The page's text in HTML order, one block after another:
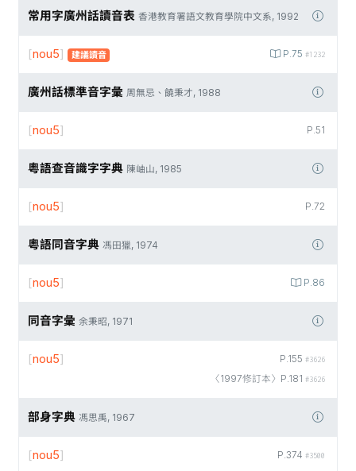
常用字廣州話讀音表 香港教育署語文教育學院中文系, 1992
P.75 #1232
[nou5] 建議讀音
廣州話標準音字彙 周無忌、饒秉才, 1988
P.51
[nou5]
粵語查音識字字典 陳岫山, 1985
P.72
[nou5]
粵語同音字典 馮田獵, 1974
P.86
[nou5]
同音字彙 余秉昭, 1971
P.155 #3626
〈1997修訂本〉P.181 #3626
[nou5]
部身字典 馮思禹, 1967
P.374 #3500
[nou5]